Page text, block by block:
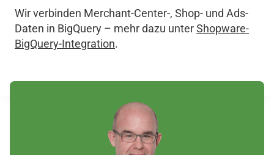
Wir verbinden Merchant-Center-, Shop- und Ads-
Daten in BigQuery – mehr dazu unterShopware-
BigQuery-Integration.